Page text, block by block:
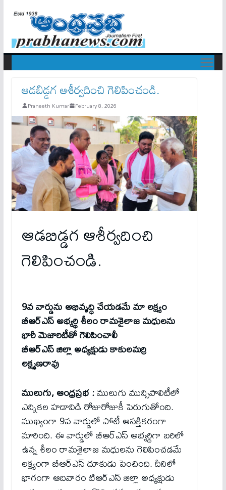
ఆడబిడ్డగ ఆశీర్వదించి గెలిపించండి.
Praneeth Kumar February 8, 2026
ఆడబిడ్డగ ఆశీర్వదించి
గెలిపించండి.
9వ వార్డును అభివృద్ధి చేయడమే మా లక్ష్యం
బీఆర్ఎస్ అభ్యర్థి శీలం రామశైలాజ మధులను
భారీ మెజారిటీతో గెలిపించాలీ
బీఆర్ఎస్ జిల్లా అధ్యక్షుడు కాకులమర్రి
లక్ష్మణరావు
ములుగు, ఆంధ్రప్రభ :ములుగు మున్సిపాలిటీలో
ఎన్నికల హడావిడి రోజురోజుకీ పెరుగుతోంది.
ముఖ్యంగా 9వ వార్డులో పోటీ ఆసక్తికరంగా
మారింది. ఈ వార్డులో బీఆర్ఎస్ అభ్యర్థిగా బరిలో
ఉన్న శీలం రామశైలాజ మధులను గెలిపించడమే
లక్ష్యంగా బీఆర్ఎస్ దూకుడు పెంచింది. దీనిలో
భాగంగా ఆదివారం టిఆర్ఎస్ జిల్లా అధ్యక్షుడు